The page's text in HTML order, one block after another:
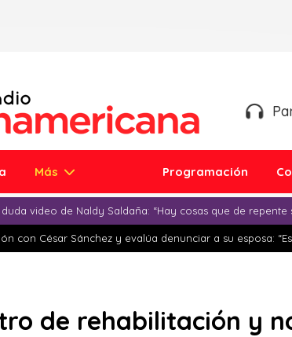
Más Programación
video de Naldy Saldaña: “Hay cosas que de repente
con César Sánchez y evalúa denunciar a su esposa:
de rehabilitación y